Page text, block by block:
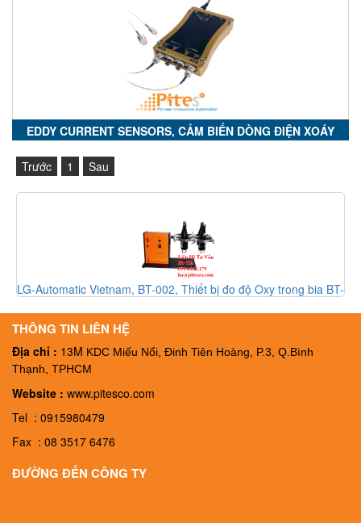
EDDY CURRENT SENSORS, CẢM BIẾN DÒNG ĐIỆN XOÁY
Trước 1 Sau
LG-Automatic Vietnam, BT-002, Thiết bị đo độ Oxy trong bia BT-
THÔNG TIN LIÊN HỆ
Địa chỉ : 13M KDC Miếu Nổi, Đinh Tiên Hoàng, P.3, Q.Bình
Thạnh, TPHCM
Website : www.pitesco.com
Tel : 0915980479
Fax : 08 3517 6476
ĐƯỜNG ĐẾN CÔNG TY